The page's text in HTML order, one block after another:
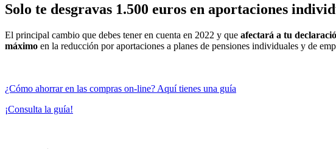
Solo te desgravas 1.500 euros en aportaciones
El principal cambio que debes tener en cuenta en 2022 y que afectará a tu
máximo en la reducción por aportaciones a planes de pensiones individuales y de
¿Cómo ahorrar en las compras on-line? Aquí tienes una guía
¡Consulta la guía!